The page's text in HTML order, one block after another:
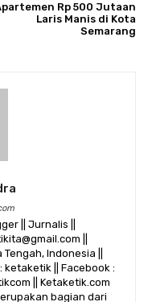
Rp 500 Jutaan
Laris Manis di Kota
Semarang
|| Jurnalis ||
||
Indonesia ||
ketaketik || Facebook :
|| Ketaketik.com
bagian dari